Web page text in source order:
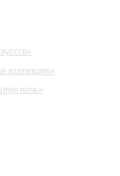
коллекция»
ночь»